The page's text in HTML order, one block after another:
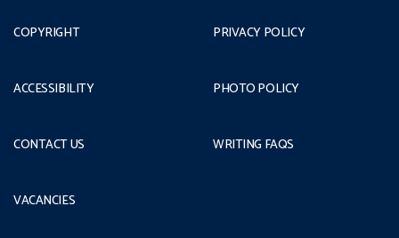
COPYRIGHT
ACCESSIBILITY
CONTACT US
PRIVACY POLICY
PHOTO POLICY
WRITING FAQS
VACANCIES